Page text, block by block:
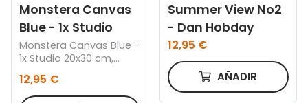
Monstera Canvas
Blue - 1x Studio
Monstera Canvas Blue -
1x Studio 20x30 cm,
Marco color roble
12,95 €
Summer View No2
- Dan Hobday
12,95 €
AÑADIR